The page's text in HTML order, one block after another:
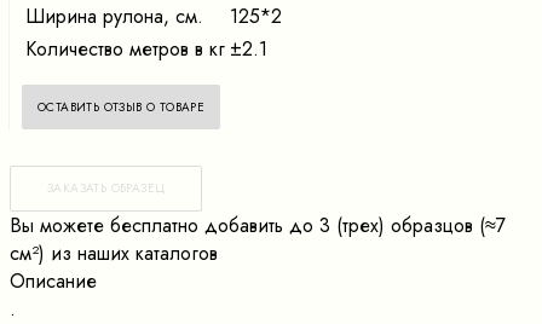
Ширина рулона, см.
125*2
Количество метров в кг ±2.1
ОСТАВИТЬ ОТЗЫВ О ТОВАРЕ
ЗАКАЗАТЬ ОБРАЗЕЦ
Вы можете бесплатно добавить до 3 (трех) образцов (≈7
cм²) из наших каталогов
Описание
.